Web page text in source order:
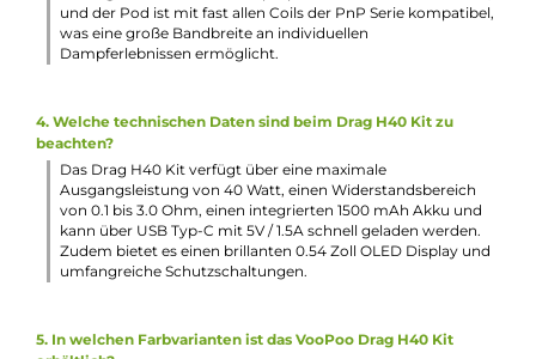
1 x VooPoo PnP 2 Pod - Side Fill
1 x VooPoo PnP-VM3 Coil Verdampferkopf 0.45 Ohm
1 x VooPoo PnP-TW30 Coil Verdampferkopf 0.3 Ohm
1 x USB Typ-C Kabel
1 x Bedienungsanleitung
Abmessungen
Länge: 104.5 mm
Breite: 27.5 mm
Gewicht: 102.2 g